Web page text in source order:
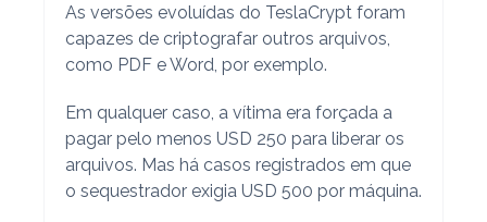
As versões evoluídas do TeslaCrypt foram
capazes de criptografar outros arquivos,
como PDF e Word, por exemplo.
Em qualquer caso, a vítima era forçada a
pagar pelo menos USD 250 para liberar os
arquivos. Mas há casos registrados em que
o sequestrador exigia USD 500 por máquina.